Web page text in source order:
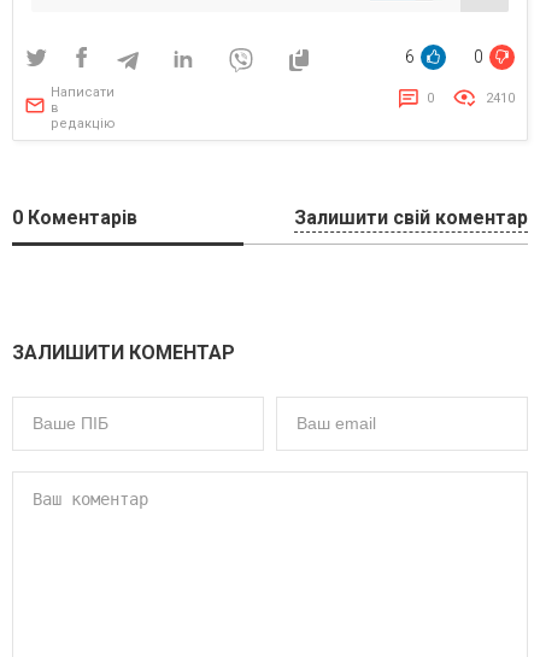
6 0
Написати
в
редакцію
0 2410
0 Коментарів Залишити свій коментар
ЗАЛИШИТИ КОМЕНТАР